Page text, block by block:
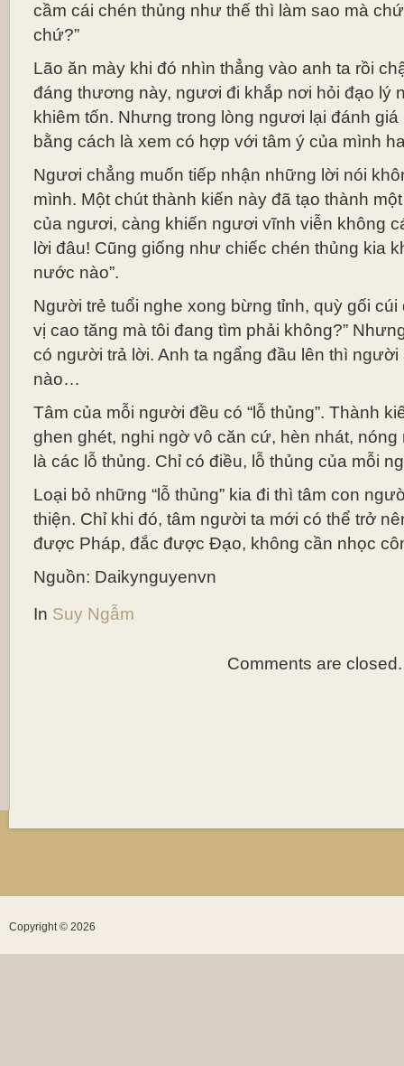
cầm cái chén thủng như thế thì làm sao mà
chứ?”
Lão ăn mày khi đó nhìn thẳng vào anh ta rồi
đáng thương này, ngươi đi khắp nơi hỏi đạo lý
khiêm tốn. Nhưng trong lòng ngươi lại đánh
bằng cách là xem có hợp với tâm ý của mình
Ngươi chẳng muốn tiếp nhận những lời nói
mình. Một chút thành kiến này đã tạo thành
của ngươi, càng khiến ngươi vĩnh viễn không
lời đâu! Cũng giống như chiếc chén thủng kia
nước nào”.
Người trẻ tuổi nghe xong bừng tỉnh, quỳ gối
vị cao tăng mà tôi đang tìm phải không?”
có người trả lời. Anh ta ngẩng đầu lên thì
nào…
Tâm của mỗi người đều có “lỗ thủng”. Thành
ghen ghét, nghi ngờ vô căn cứ, hèn nhát,
là các lỗ thủng. Chỉ có điều, lỗ thủng của mỗi
Loại bỏ những “lỗ thủng” kia đi thì tâm con
thiện. Chỉ khi đó, tâm người ta mới có thể trở
được Pháp, đắc được Đạo, không cần nhọc
Nguồn: Daikynguyenvn
In Suy Ngẫm
Comments are closed.
Copyright © 2026